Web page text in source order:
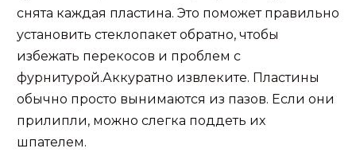
снята каждая пластина. Это поможет правильно
установить стеклопакет обратно, чтобы
избежать перекосов и проблем с
фурнитурой.Аккуратно извлеките. Пластины
обычно просто вынимаются из пазов. Если они
прилипли, можно слегка поддеть их
шпателем.